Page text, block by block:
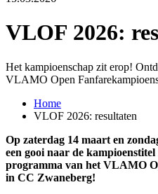
VLOF 2026:
Het kampioenschap zit erop!
VLAMO Open
Kruimelpad
Home
VLOF 2026: resultaten
Op zaterdag 14 maart en
een gooi naar de
programma van het VLAMO
in CC Zwaneberg!